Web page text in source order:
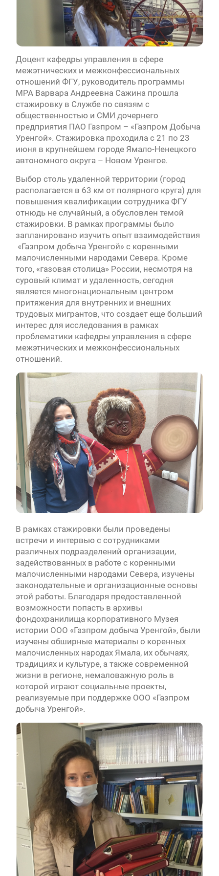
Доцент кафедры управления в сфере
межэтнических и межконфессиональных
отношений ФГУ, руководитель программы
МРА Варвара Андреевна Сажина прошла
стажировку в Службе по связям с
общественностью и СМИ дочернего
предприятия ПАО Газпром – «Газпром Добыча
Уренгой». Стажировка проходила с 21 по 23
июня в крупнейшем городе Ямало-Ненецкого
автономного округа – Новом Уренгое.
Выбор столь удаленной территории (город
располагается в 63 км от полярного круга) для
повышения квалификации сотрудника ФГУ
отнюдь не случайный, а обусловлен темой
стажировки. В рамках программы было
запланировано изучить опыт взаимодействия
«Газпром добыча Уренгой» с коренными
малочисленными народами Севера. Кроме
того, «газовая столица» России, несмотря на
суровый климат и удаленность, сегодня
является многонациональным центром
притяжения для внутренних и внешних
трудовых мигрантов, что создает еще больший
интерес для исследования в рамках
проблематики кафедры управления в сфере
межэтнических и межконфессиональных
отношений.
В рамках стажировки были проведены
встречи и интервью с сотрудниками
различных подразделений организации,
задействованных в работе с коренными
малочисленными народами Севера, изучены
законодательные и организационные основы
этой работы. Благодаря предоставленной
возможности попасть в архивы
фондохранилища корпоративного Музея
истории ООО «Газпром добыча Уренгой», были
изучены обширные материалы о коренных
малочисленных народах Ямала, их обычаях,
традициях и культуре, а также современной
жизни в регионе, немаловажную роль в
которой играют социальные проекты,
реализуемые при поддержке ООО «Газпром
добыча Уренгой».